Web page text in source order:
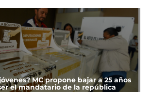
MC propone bajar a 25 años
el mandatario de la república